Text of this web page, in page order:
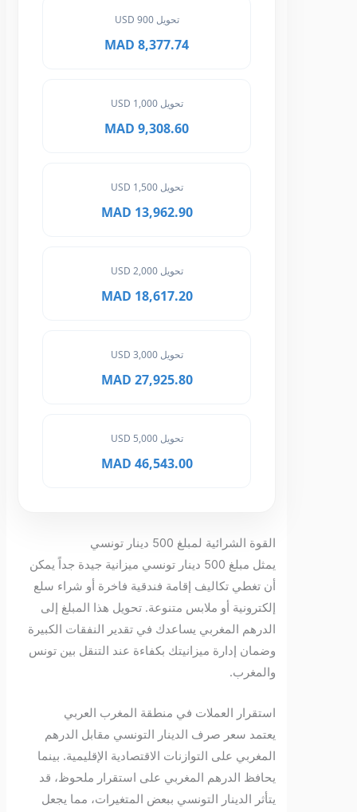
تحويل 900 USD
8,377.74 MAD
تحويل 1,000 USD
9,308.60 MAD
تحويل 1,500 USD
13,962.90 MAD
تحويل 2,000 USD
18,617.20 MAD
تحويل 3,000 USD
27,925.80 MAD
تحويل 5,000 USD
46,543.00 MAD
القوة الشرائية لمبلغ 500 دينار تونسي
يمثل مبلغ 500 دينار تونسي ميزانية جيدة جداً يمكن
أن تغطي تكاليف إقامة فندقية فاخرة أو شراء سلع
إلكترونية أو ملابس متنوعة. تحويل هذا المبلغ إلى
الدرهم المغربي يساعدك في تقدير النفقات الكبيرة
وضمان إدارة ميزانيتك بكفاءة عند التنقل بين تونس
والمغرب.
استقرار العملات في منطقة المغرب العربي
يعتمد سعر صرف الدينار التونسي مقابل الدرهم
المغربي على التوازنات الاقتصادية الإقليمية. بينما
يحافظ الدرهم المغربي على استقرار ملحوظ، قد
يتأثر الدينار التونسي ببعض المتغيرات، مما يجعل